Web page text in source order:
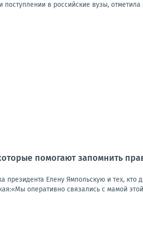
в российские вузы, отметила
помогают запомнить
президента Елену Ямпольскую и тех, кто
оперативно связались с мамой